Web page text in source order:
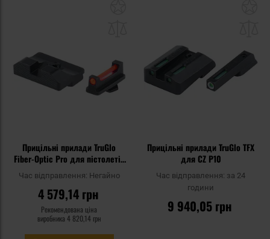
уподобань
Прицільні прилади TruGlo
Fiber-Optic Pro для пістолетів
Час відправлення: Негайно
4 579,14 грн
Рекомендована ціна
виробника 4 820,14 грн
Прицільні прилади TruGlo TFX
для CZ P10
Час відправлення: за 24
години
9 940,05 грн